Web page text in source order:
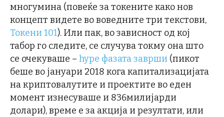
многумина (повеќе за токените како нов
концепт видете во воведните три текстови,
Токени 101). Или пак, во зависност од кој
табор го следите, се случува токму она што
се очекуваше – hype фазата заврши (пикот
беше во јануари 2018 кога капитализацијата
на криптовалутите и проектите во еден
момент изнесуваше и 836милијарди
долари), време е за акција и резултати, или